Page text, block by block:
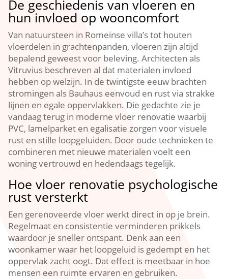
De geschiedenis van vloeren en
hun invloed op wooncomfort
Van natuursteen in Romeinse villa’s tot houten
vloerdelen in grachtenpanden, vloeren zijn altijd
bepalend geweest voor beleving.​ Architecten als
Vitruvius beschreven al dat materialen invloed
hebben op welzijn.​ In de twintigste eeuw brachten
stromingen als Bauhaus eenvoud en rust via strakke
lijnen en egale oppervlakken.​ Die gedachte zie je
vandaag terug in moderne vloer renovatie waarbij
PVC, lamelparket en egalisatie zorgen voor visuele
rust en stille loopgeluiden.​ Door oude technieken te
combineren met nieuwe materialen voelt een
woning vertrouwd en hedendaags tegelijk.​
Hoe vloer renovatie psychologische
rust versterkt
Een gerenoveerde vloer werkt direct in op je brein.​
Regelmaat en consistentie verminderen prikkels
waardoor je sneller ontspant.​ Denk aan een
woonkamer waar het loopgeluid is gedempt en het
oppervlak zacht oogt.​ Dat effect is meetbaar in hoe
mensen een ruimte ervaren en gebruiken.​